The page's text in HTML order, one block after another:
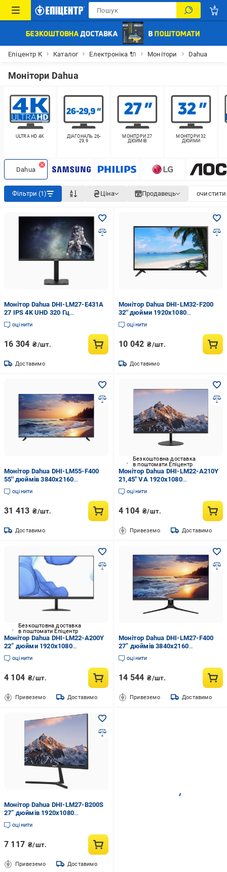
Епіцентр К Каталог Електроніка 🔌 Монітори Dahua
Монітори Dahua
ULTRA HD 4K
ДІАГОНАЛЬ 26-
29,9
МОНІТОРИ 27
ДЮЙМІВ
МОНІТОРИ 32
ДЮЙМИ
Dahua
Фільтри (1) Ціна Продавець очистити
Монітор Dahua DHI-LM27-E431A
27 IPS 4K UHD 320 Гц
(3141626031)
оцінити
16 304 ₴/шт.
Доставимо
Монітор Dahua DHI-LM32-F200
32'' дюйми 1920х1080
(2993149358)
оцінити
10 042 ₴/шт.
Доставимо
Монітор Dahua DHI-LM55-F400
55'' дюймів 3840х2160
(2999649691)
оцінити
31 413 ₴/шт.
Доставимо
Безкоштовна доставка
в поштомати Епіцентр
Монітор Dahua DHI-LM22-A210Y
21,45" VA 1920x1080
(3080536503)
оцінити
4 104 ₴/шт.
Привеземо Доставимо
Безкоштовна доставка
в поштомати Епіцентр
Монітор Dahua DHI-LM22-A200Y
22” дюйми 1920х1080
(2993149354)
оцінити
4 104 ₴/шт.
Привеземо Доставимо
Монітор Dahua DHI-LM27-F400
27” дюймів 3840х2160
(3101116804)
оцінити
14 544 ₴/шт.
Привеземо Доставимо
Монітор Dahua DHI-LM27-B200S
27” дюймів 1920х1080
(2993149356)
оцінити
7 117 ₴/шт.
Привеземо Доставимо